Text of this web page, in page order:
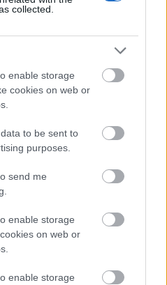
collected.
enable storage
cookies on web or
to be sent to
purposes.
send me
enable storage
on web or
enable storage
ki a hamis
matematikus
éve foglalkozik
elemzésével és
Egyetem